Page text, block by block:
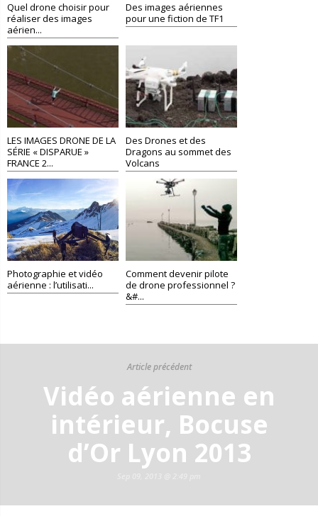
Quel drone choisir pour
réaliser des images
aérien...
Des images aériennes
pour une fiction de TF1
LES IMAGES DRONE DE LA
SÉRIE « DISPARUE »
FRANCE 2...
Des Drones et des
Dragons au sommet des
Volcans
Photographie et vidéo
aérienne : l’utilisati...
Comment devenir pilote
de drone professionnel ?
&#...
Article précédent
Vidéo aérienne en
intérieur, Bocuse
d’Or Lyon 2013